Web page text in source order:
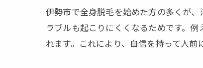
伊勢市で全身脱毛を始めた方の多くが
ラブルも起こりにくくなるためです。
れます。これにより、自信を持って人前